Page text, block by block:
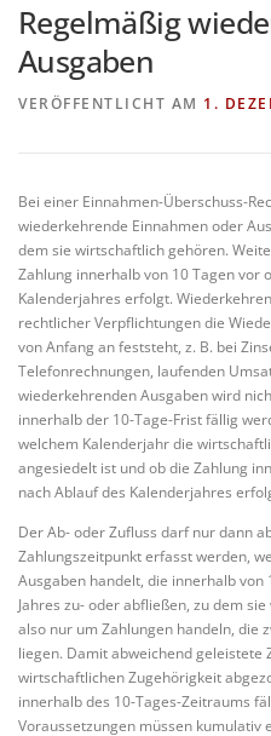
Regelmäßig
Ausgaben
VERÖFFENTLICHT AM 1.
Bei einer Einnahmen-Überschuss-
wiederkehrende Einnahmen oder
dem sie wirtschaftlich gehören.
Zahlung innerhalb von 10 Tagen vor
Kalenderjahres erfolgt.
rechtlicher Verpflichtungen die
von Anfang an feststeht, z. B. bei
Telefonrechnungen, laufenden
wiederkehrenden Ausgaben wird
innerhalb der 10-Tage-Frist fällig
welchem Kalenderjahr die
angesiedelt ist und ob die Zahlung
nach Ablauf des Kalenderjahres
Der Ab- oder Zufluss darf nur dann
Zahlungszeitpunkt erfasst werden,
Ausgaben handelt, die innerhalb von
Jahres zu- oder abfließen, zu dem
also nur um Zahlungen handeln, die
liegen. Damit abweichend geleistete
wirtschaftlichen Zugehörigkeit
innerhalb des 10-Tages-Zeitraums
Voraussetzungen müssen kumulativ